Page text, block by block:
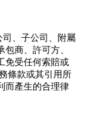
司、子公司、附屬
商、許可方、
免受任何索賠或
條款或其引用所
而產生的合理律